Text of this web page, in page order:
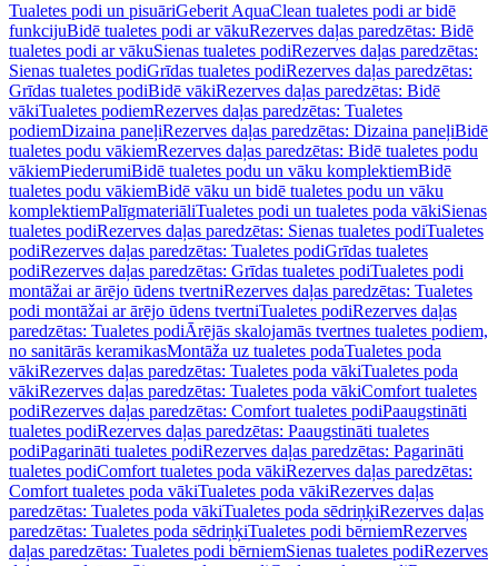
Tualetes podi un pisuāriGeberit AquaClean tualetes podi ar bidē
funkcijuBidē tualetes podi ar vākuRezerves daļas paredzētas: Bidē
tualetes podi ar vākuSienas tualetes podiRezerves daļas paredzētas:
Sienas tualetes podiGrīdas tualetes podiRezerves daļas paredzētas:
Grīdas tualetes podiBidē vākiRezerves daļas paredzētas: Bidē
vākiTualetes podiemRezerves daļas paredzētas: Tualetes
podiemDizaina paneļiRezerves daļas paredzētas: Dizaina paneļiBidē
tualetes podu vākiemRezerves daļas paredzētas: Bidē tualetes podu
vākiemPiederumiBidē tualetes podu un vāku komplektiemBidē
tualetes podu vākiemBidē vāku un bidē tualetes podu un vāku
komplektiemPalīgmateriāliTualetes podi un tualetes poda vākiSienas
tualetes podiRezerves daļas paredzētas: Sienas tualetes podiTualetes
podiRezerves daļas paredzētas: Tualetes podiGrīdas tualetes
podiRezerves daļas paredzētas: Grīdas tualetes podiTualetes podi
montāžai ar ārējo ūdens tvertniRezerves daļas paredzētas: Tualetes
podi montāžai ar ārējo ūdens tvertniTualetes podiRezerves daļas
paredzētas: Tualetes podiĀrējās skalojamās tvertnes tualetes podiem,
no sanitārās keramikasMontāža uz tualetes podaTualetes poda
vākiRezerves daļas paredzētas: Tualetes poda vākiTualetes poda
vākiRezerves daļas paredzētas: Tualetes poda vākiComfort tualetes
podiRezerves daļas paredzētas: Comfort tualetes podiPaaugstināti
tualetes podiRezerves daļas paredzētas: Paaugstināti tualetes
podiPagarināti tualetes podiRezerves daļas paredzētas: Pagarināti
tualetes podiComfort tualetes poda vākiRezerves daļas paredzētas:
Comfort tualetes poda vākiTualetes poda vākiRezerves daļas
paredzētas: Tualetes poda vākiTualetes poda sēdriņķiRezerves daļas
paredzētas: Tualetes poda sēdriņķiTualetes podi bērniemRezerves
daļas paredzētas: Tualetes podi bērniemSienas tualetes podiRezerves